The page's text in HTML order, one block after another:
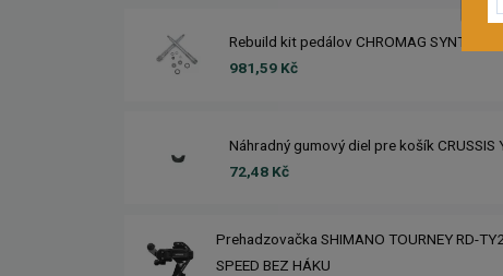
Rebuild kit pedálov CHROMAG SYNTH
981,59 Kč
Náhradný gumový diel pre košík CRUSSIS
72,48 Kč
Prehadzovačka SHIMANO TOURNEY RD-
SPEED BEZ HÁKU